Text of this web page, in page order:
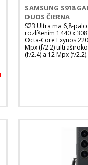
SAMSUNG S918
DUOS ČIERNA
S23 Ultra ma 6,8-
rozlíšením 1440 x
Octa-Core Exynos
Mpx (f/2.2)
(f/2.4) a 12 Mpx (f/